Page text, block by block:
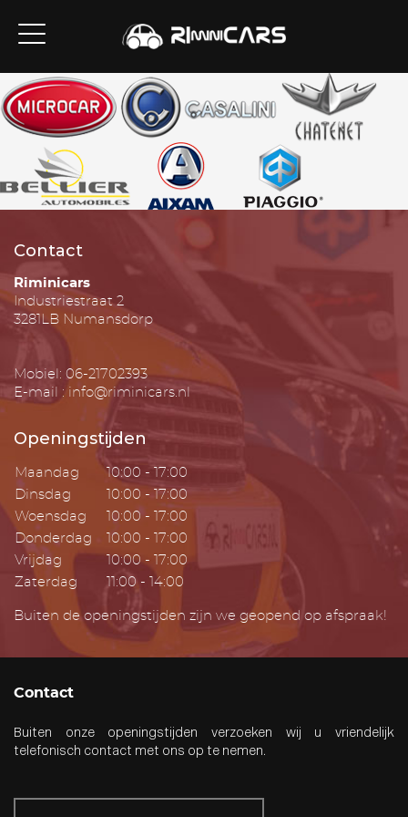
Contact
Riminicars
Industriestraat 2
3281LB Numansdorp
Mobiel: 06-21702393
E-mail : info@riminicars.nl
Openingstijden
Maandag
10:00 - 17:00
Dinsdag
10:00 - 17:00
Woensdag
10:00 - 17:00
Donderdag
10:00 - 17:00
Vrijdag
10:00 - 17:00
Zaterdag
11:00 - 14:00
Buiten de openingstijden zijn we geopend op afspraak!
Contact
Buiten onze openingstijden verzoeken wij u vriendelijk
telefonisch contact met ons op te nemen.